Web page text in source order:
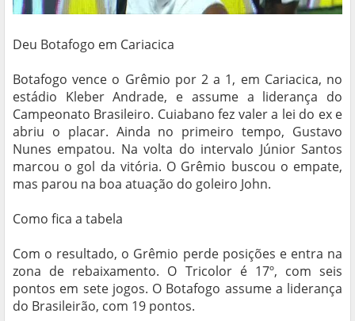
Deu Botafogo em Cariacica
Botafogo vence o Grêmio por 2 a 1, em Cariacica, no
estádio Kleber Andrade, e assume a liderança do
Campeonato Brasileiro. Cuiabano fez valer a lei do ex e
abriu o placar. Ainda no primeiro tempo, Gustavo
Nunes empatou. Na volta do intervalo Júnior Santos
marcou o gol da vitória. O Grêmio buscou o empate,
mas parou na boa atuação do goleiro John.
Como fica a tabela
Com o resultado, o Grêmio perde posições e entra na
zona de rebaixamento. O Tricolor é 17º, com seis
pontos em sete jogos. O Botafogo assume a liderança
do Brasileirão, com 19 pontos.